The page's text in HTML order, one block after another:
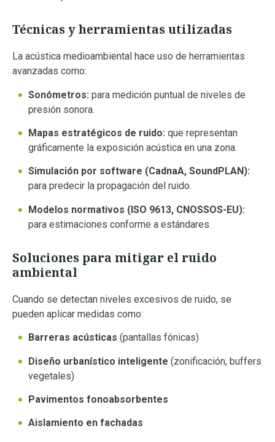
Técnicas y herramientas utilizadas
La acústica medioambiental hace uso de herramientas
avanzadas como:
Sonómetros: para medición puntual de niveles de
presión sonora.
Mapas estratégicos de ruido: que representan
gráficamente la exposición acústica en una zona.
Simulación por software (CadnaA, SoundPLAN):
para predecir la propagación del ruido.
Modelos normativos (ISO 9613, CNOSSOS-EU):
para estimaciones conforme a estándares.
Soluciones para mitigar el ruido
ambiental
Cuando se detectan niveles excesivos de ruido, se
pueden aplicar medidas como:
Barreras acústicas (pantallas fónicas)
Diseño urbanístico inteligente (zonificación, buffers
vegetales)
Pavimentos fonoabsorbentes
Aislamiento en fachadas